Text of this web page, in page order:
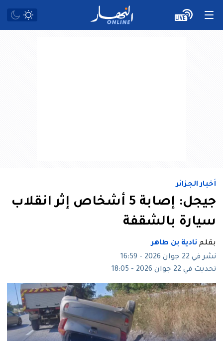
أخبار الجزائر
جيجل: إصابة 5 أشخاص إثر انقلاب
سيارة بالشقفة
بقلم نادية بن طاهر
نشر في 22 جوان 2026 - 16:59
تحديث في 22 جوان 2026 - 18:05